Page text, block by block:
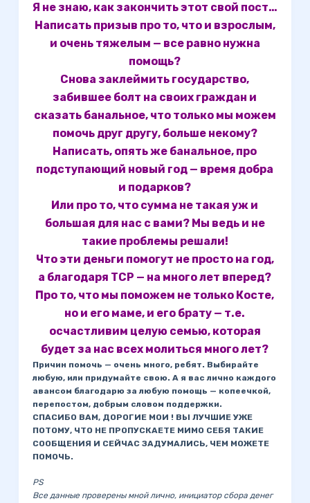
Я не знаю, как закончить этот свой пост…
Написать призыв про то, что и взрослым,
и очень тяжелым — все равно нужна
помощь?
Снова заклеймить государство,
забившее болт на своих граждан и
сказать банальное, что только мы можем
помочь друг другу, больше некому?
Написать, опять же банальное, про
подступающий новый год — время добра
и подарков?
Или про то, что сумма не такая уж и
большая для нас с вами? Мы ведь и не
такие проблемы решали!
Что эти деньги помогут не просто на год,
а благодаря ТСР — на много лет вперед?
Про то, что мы поможем не только Косте,
но и его маме, и его брату — т.е.
осчастливим целую семью, которая
будет за нас всех молиться много лет?
Причин помочь — очень много, ребят. Выбирайте
любую, или придумайте свою. А я вас лично каждого
авансом благодарю за любую помощь — копеечкой,
перепостом, добрым словом поддержки.
СПАСИБО ВАМ, ДОРОГИЕ МОИ ! ВЫ ЛУЧШИЕ УЖЕ
ПОТОМУ, ЧТО НЕ ПРОПУСКАЕТЕ МИМО СЕБЯ ТАКИЕ
СООБЩЕНИЯ И СЕЙЧАС ЗАДУМАЛИСЬ, ЧЕМ МОЖЕТЕ
ПОМОЧЬ.
PS
Все данные проверены мной лично, инициатор сбора денег